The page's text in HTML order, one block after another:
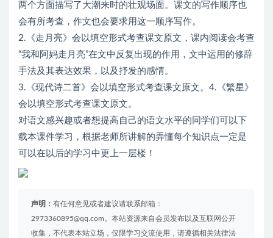
两个方面描写了大潮来时的壮观场面。课文的写作顺序也
会有所考查，作文也会要求用这一顺序写作。
2.《走月亮》会以填空形式考查课文原文，课内阅读会考查
“我和阿妈走月亮”在文中反复出现的作用，文中运用的修辞
手法及其表达效果，以及抒发的感情。
3.《现代诗二首》会以填空形式考查课文原文。4.《繁星》
会以填空形式考查课文原文。
对语文感兴趣或者想提高自己的语文水平的同学们可以下
载本课件学习，根据老师所讲解的弄懂每个知识点一定是
可以在以后的学习中更上一层楼！
声明： 有任何意见或者建议请联系邮箱：
2973360895@qq.com。本站资源来自会员发布以及互联网公开
收集，不代表本站立场，仅限学习交流使用，请遵循相关法律法